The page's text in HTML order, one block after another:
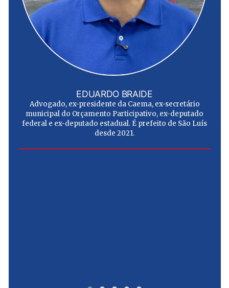
EDUARDO BRAIDE
Advogado, ex-presidente da Caema, ex-secretário
municipal do Orçamento Participativo, ex-deputado
federal e ex-deputado estadual. É prefeito de São Luís
desde 2021.